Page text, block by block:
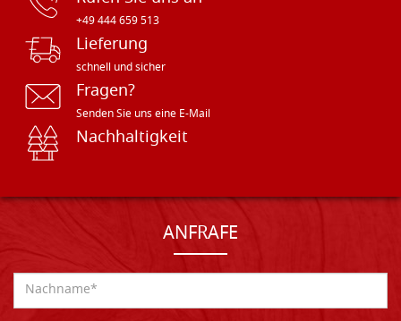
+49 444 659 513
Lieferung
schnell und sicher
Fragen?
Senden Sie uns eine E-Mail
Nachhaltigkeit
ANFRAFE